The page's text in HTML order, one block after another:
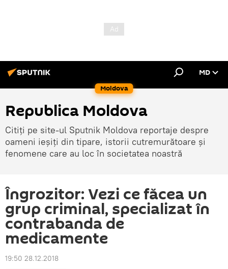
Moldova
MD
Republica Moldova
Citiți pe site-ul Sputnik Moldova reportaje despre
oameni ieșiți din tipare, istorii cutremurătoare și
fenomene care au loc în societatea noastră
Îngrozitor: Vezi ce făcea un
grup criminal, specializat în
contrabanda de
medicamente
19:50 28.12.2018